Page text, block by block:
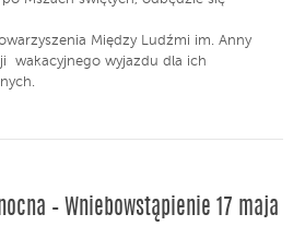
Między Ludźmi im. Anny
wakacyjnego wyjazdu dla ich
– Wniebowstąpienie 17 maja